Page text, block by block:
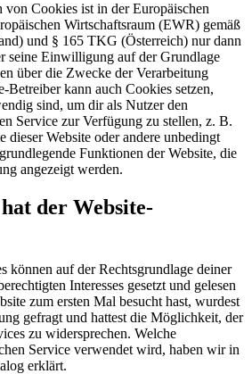
von Cookies ist in der Europäischen
Wirtschaftsraum (EWR) gemäß
und § 165 TKG (Österreich) nur dann
seine Einwilligung auf der Grundlage
über die Zwecke der Verarbeitung
Betreiber kann auch Cookies setzen,
sind, um dir als Nutzer den
Service zur Verfügung zu stellen, z. B.
dieser Website oder andere unbedingt
Funktionen der Website, die
angezeigt werden.
der Website-
können auf der Rechtsgrundlage deiner
Interesses gesetzt und gelesen
zum ersten Mal besucht hast, wurdest
gefragt und hattest die Möglichkeit, der
zu widersprechen. Welche
Service verwendet wird, haben wir in
erklärt.